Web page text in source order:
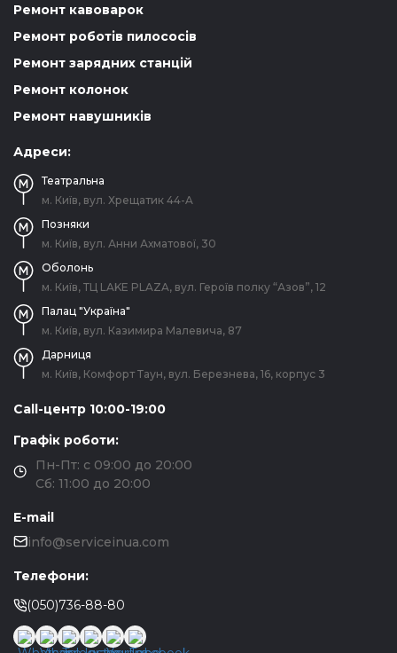
Ремонт кавоварок
Ремонт роботів пилососів
Ремонт зарядних станцій
Ремонт колонок
Ремонт навушників
Адреси:
Театральна
м. Київ, вул. Хрещатик 44-A
Позняки
м. Київ, вул. Анни Ахматової, 30
Оболонь
м. Київ, ТЦ LAKE PLAZA, вул. Героїв полку “Азов”, 12
Палац "Україна"
м. Київ, вул. Казимира Малевича, 87
Дарниця
м. Київ, Комфорт Таун, вул. Березнева, 16, корпус 3
Call-центр 10:00-19:00
Графік роботи:
Пн-Пт: с 09:00 до 20:00
Сб: 11:00 до 20:00
E-mail
info@serviceinua.com
Телефони:
(050)736-88-80